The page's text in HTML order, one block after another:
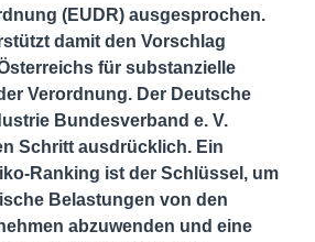
(EUDR) ausgesprochen.
damit den Vorschlag
für substanzielle
Verordnung. Der Deutsche
Bundesverband e. V.
Schritt ausdrücklich. Ein
Ranking ist der Schlüssel, um
Belastungen von den
abzuwenden und eine